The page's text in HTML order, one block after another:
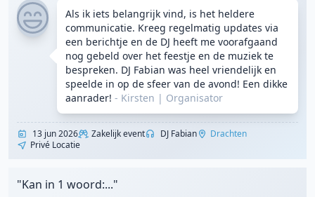
Als ik iets belangrijk vind, is het heldere
communicatie. Kreeg regelmatig updates via
een berichtje en de DJ heeft me voorafgaand
nog gebeld over het feestje en de muziek te
bespreken. DJ Fabian was heel vriendelijk en
speelde in op de sfeer van de avond! Een dikke
aanrader! - Kirsten | Organisator
13 jun 2026 Zakelijk event DJ Fabian
Drachten
Privé Locatie
"Kan in 1 woord:..."